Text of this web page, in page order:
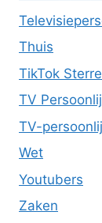
Thuis
TikTok
TV
TV-
Wet
Youtubers
Zaken